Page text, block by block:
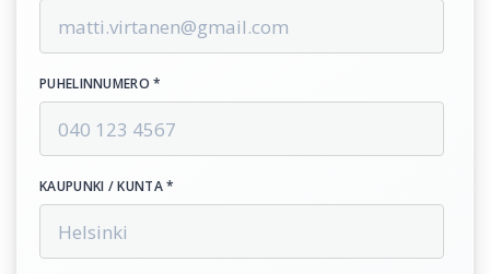
PUHELINNUMERO *
KAUPUNKI / KUNTA *